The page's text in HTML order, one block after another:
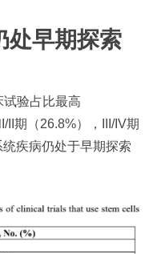
处早期探索
试验占比最高
II期（26.8%），III/IV期
疾病仍处于早期探索